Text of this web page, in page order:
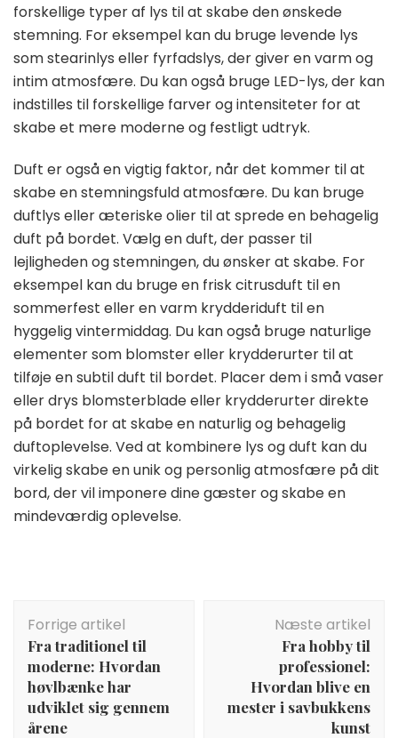
forskellige typer af lys til at skabe den ønskede
stemning. For eksempel kan du bruge levende lys
som stearinlys eller fyrfadslys, der giver en varm og
intim atmosfære. Du kan også bruge LED-lys, der kan
indstilles til forskellige farver og intensiteter for at
skabe et mere moderne og festligt udtryk.
Duft er også en vigtig faktor, når det kommer til at
skabe en stemningsfuld atmosfære. Du kan bruge
duftlys eller æteriske olier til at sprede en behagelig
duft på bordet. Vælg en duft, der passer til
lejligheden og stemningen, du ønsker at skabe. For
eksempel kan du bruge en frisk citrusduft til en
sommerfest eller en varm krydderiduft til en
hyggelig vintermiddag. Du kan også bruge naturlige
elementer som blomster eller krydderurter til at
tilføje en subtil duft til bordet. Placer dem i små vaser
eller drys blomsterblade eller krydderurter direkte
på bordet for at skabe en naturlig og behagelig
duftoplevelse. Ved at kombinere lys og duft kan du
virkelig skabe en unik og personlig atmosfære på dit
bord, der vil imponere dine gæster og skabe en
mindeværdig oplevelse.
Forrige artikel
Fra traditionel til
moderne: Hvordan
høvlbænke har
udviklet sig gennem
årene
Næste artikel
Fra hobby til
professionel:
Hvordan blive en
mester i savbukkens
kunst